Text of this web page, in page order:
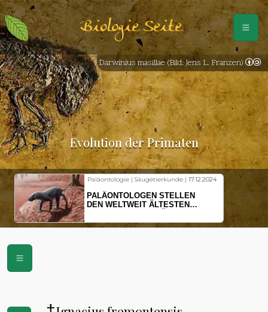
Biologie Seite
Evolution der Primaten
Fischkunde | Klimawandel | 18.11.2024
KLIMAWANDEL SETZT
HERINGSLARVEN UNTER
|17.12.2024
STELLEN
SÄUGETIERE
Darwinius masillae (Bild: Jens L. Franzen)